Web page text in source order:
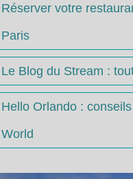
Réserver votre
Paris
Le Blog du Stream :
Hello Orlando :
World